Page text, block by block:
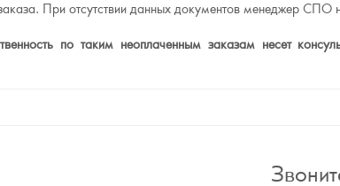
При отсутствии данных документов менеджер СПО
по таким неоплаченным заказам несет